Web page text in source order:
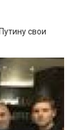
свои